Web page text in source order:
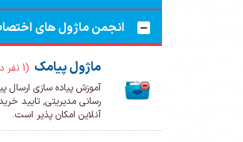
انجمن ماژول های
ماژول پیامک (1 نفر در حال مشاهده)
آموزش پیاده سازی ارسال
رسانی مدیریتی, تایید
آنلاین امکان پذیر است.